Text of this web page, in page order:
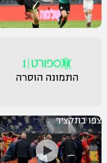
רץ ברשת
ליגיונרים
נבחרת ישראל
בית"ר ירושלים
מכבי תל אביב
ליגה אנגלית
ליגה ספרדית
ליגה צרפתית
ליגת ווינר סל
כדורסל נשים
הפועל חולון
הפועל ירושלים
כדורסל עולמי
יורוליג
כדוריד
כדורעף
צפו בתקציר